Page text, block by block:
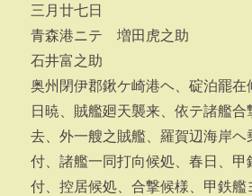
三月廿七日
青森港ニテ 増田虎之助
石井富之助
奥州閉伊郡鍬ケ崎港ヘ、碇泊罷在
日暁、賊艦廻天襲来、依テ諸艦
去、外一艘之賊艦、羅賀辺海岸ヘ
付、諸艦一同打向候処、春日、甲
付、控居候処、合撃候様、甲鉄艦